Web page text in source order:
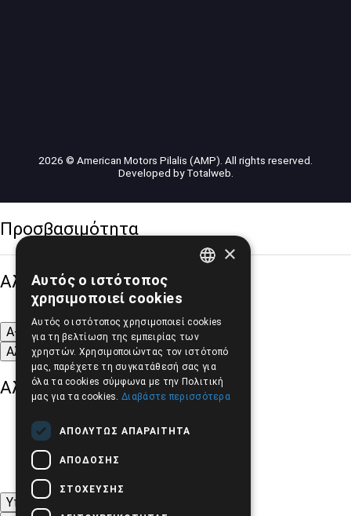
2026 © American Motors Pilalis (AMP). All rights reserved.
Developed byTotalweb
Προσβασιμότητα
Αλλαγή Μεγέθους
A- A+
A
Αλλαγή Γραμματοσειράς
Αλλαγή Χρώματος
Υπογράμμιση συνδέσμων
×
Αυτός ο ιστότοπος
χρησιμοποιεί cookies
Αυτός ο ιστότοπος χρησιμοποιεί cookies
για τη βελτίωση της εμπειρίας των
χρηστών. Χρησιμοποιώντας τον ιστότοπό
μας, παρέχετε τη συγκατάθεσή σας για
όλα τα cookies σύμφωνα με την Πολιτική
μας για τα cookies. Διαβάστε περισσότερα
ΑΠΟΛΎΤΩΣ ΑΠΑΡΑΊΤΗΤΑ
ΑΠΌΔΟΣΗΣ
ΣΤΌΧΕΥΣΗΣ